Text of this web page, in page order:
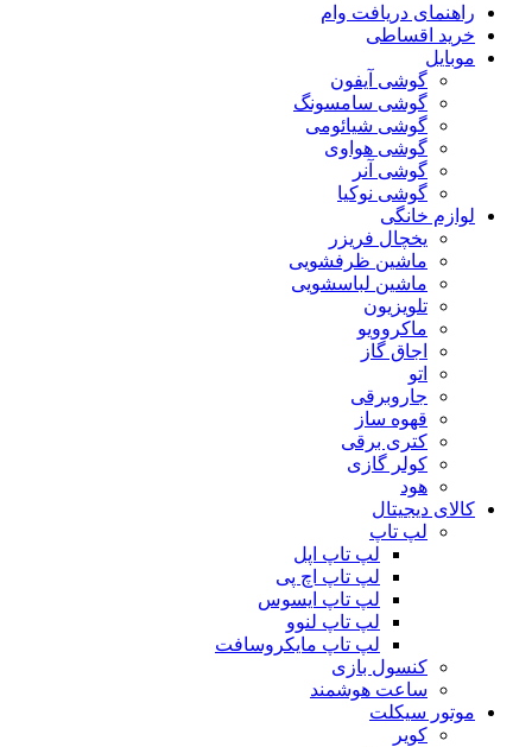
راهنمای دریافت وام
خرید اقساطی
موبایل
گوشی آیفون
گوشی سامسونگ
گوشی شیائومی
گوشی هواوی
گوشی آنر
گوشی نوکیا
لوازم خانگی
یخچال فریزر
ماشین ظرفشویی
ماشین لباسشویی
تلویزیون
ماکروویو
اجاق گاز
اتو
جاروبرقی
قهوه ساز
کتری برقی
کولر گازی
هود
کالای دیجیتال
لپ تاپ
لپ تاپ اپل
لپ تاپ اچ پی
لپ تاپ ایسوس
لپ تاپ لنوو
لپ تاپ مایکروسافت
کنسول بازی
ساعت هوشمند
موتور سیکلت
کویر